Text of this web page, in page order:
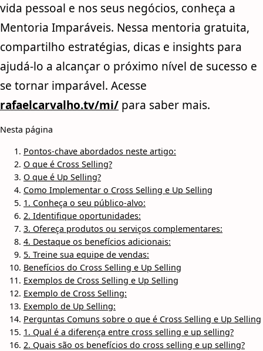
vida pessoal e nos seus negócios, conheça a
Mentoria Imparáveis. Nessa mentoria gratuita,
compartilho estratégias, dicas e insights para
ajudá-lo a alcançar o próximo nível de sucesso e
se tornar imparável. Acesse
rafaelcarvalho.tv/mi/ para saber mais.
Nesta página
Pontos-chave abordados neste artigo:
O que é Cross Selling?
O que é Up Selling?
Como Implementar o Cross Selling e Up Selling
1. Conheça o seu público-alvo:
2. Identifique oportunidades:
3. Ofereça produtos ou serviços complementares:
4. Destaque os benefícios adicionais:
5. Treine sua equipe de vendas:
Benefícios do Cross Selling e Up Selling
Exemplos de Cross Selling e Up Selling
Exemplo de Cross Selling:
Exemplo de Up Selling:
Perguntas Comuns sobre o que é Cross Selling e Up Selling
1. Qual é a diferença entre cross selling e up selling?
2. Quais são os benefícios do cross selling e up selling?